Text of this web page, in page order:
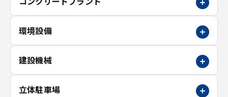
環境設備
建設機械
立体駐車場